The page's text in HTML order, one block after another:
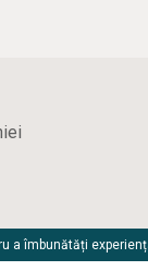
a îmbunătăți